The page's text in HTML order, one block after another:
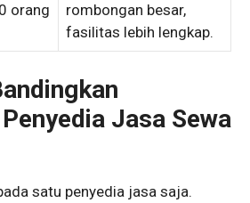
orang
rombongan besar,
fasilitas lebih lengkap.
Jasa Sewa
satu penyedia jasa saja.